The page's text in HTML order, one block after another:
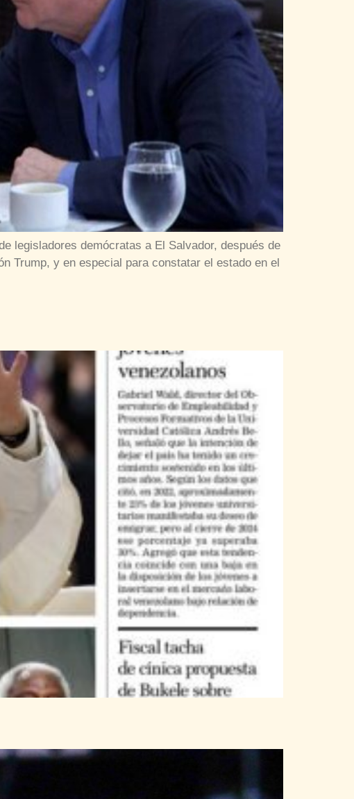
legisladores demócratas a El Salvador, después de
Trump, y en especial para constatar el estado en el